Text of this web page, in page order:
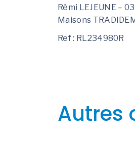
Rémi LEJEUNE –
Maisons
Ref : RL234980R
Autres